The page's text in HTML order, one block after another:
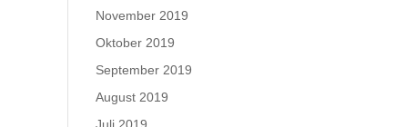
November 2019
Oktober 2019
September 2019
August 2019